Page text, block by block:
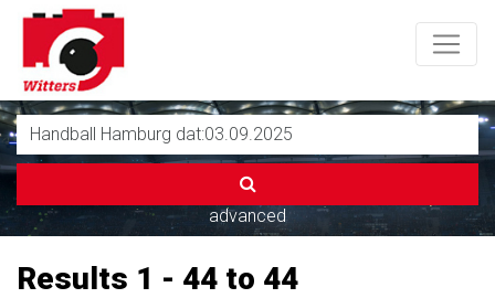
advanced
Results 1 - 44 to 44